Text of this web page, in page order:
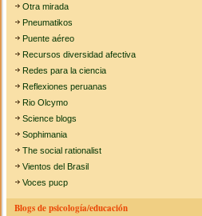
Otra mirada
Pneumatikos
Puente aéreo
Recursos diversidad afectiva
Redes para la ciencia
Reflexiones peruanas
Rio Olcymo
Science blogs
Sophimania
The social rationalist
Vientos del Brasil
Voces pucp
Blogs de psicología/educación